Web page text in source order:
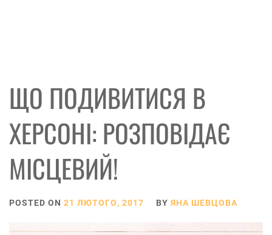
ЩО ПОДИВИТИСЯ В
ХЕРСОНІ: РОЗПОВІДАЄ
МІСЦЕВИЙ!
POSTED ON 21 ЛЮТОГО, 2017 BY ЯНА ШЕВЦОВА